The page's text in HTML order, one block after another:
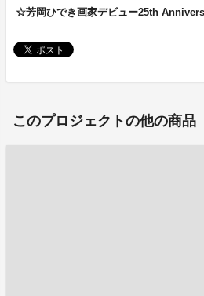
☆芳岡ひでき画家デビュー25th
このプロジェクトの他の商品